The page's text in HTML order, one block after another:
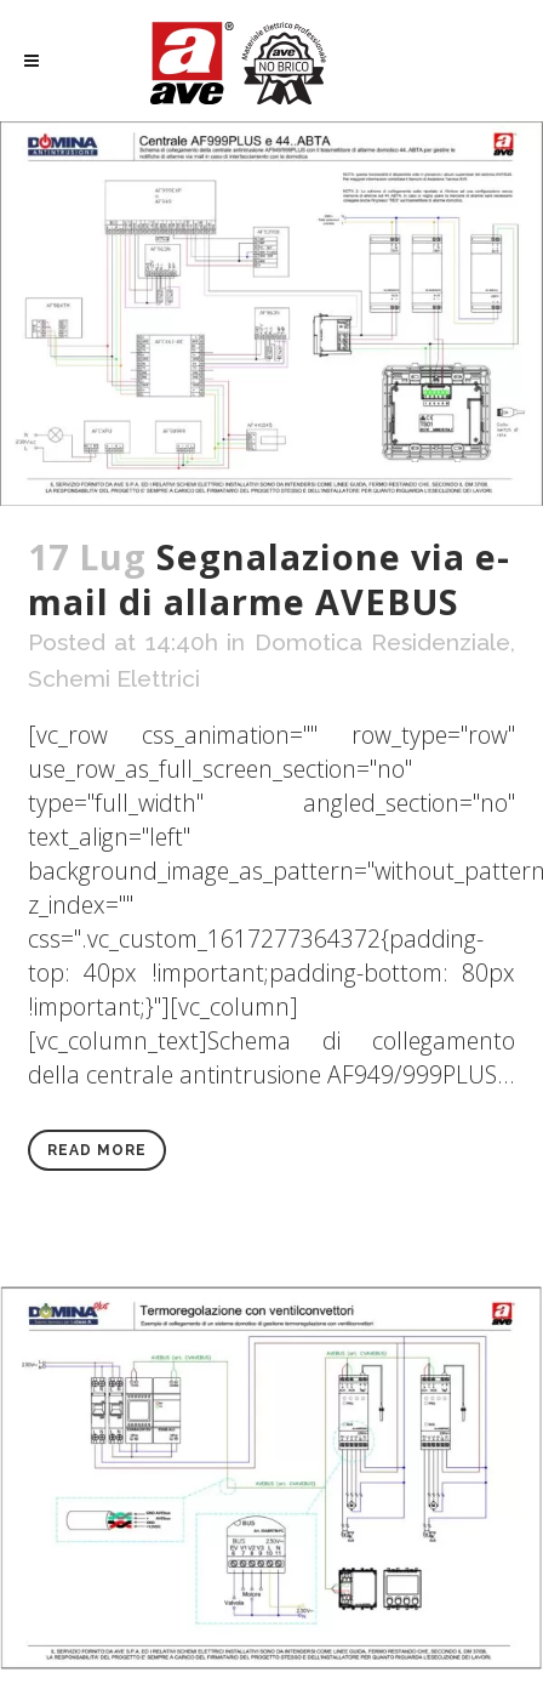
17 Lug Segnalazione via e-
mail di allarme AVEBUS
Posted at 14:40h in Domotica Residenziale,
Schemi Elettrici
[vc_row css_animation="" row_type="row"
use_row_as_full_screen_section="no"
type="full_width" angled_section="no"
text_align="left"
z_index=""
css=".vc_custom_1617277364372{padding-
top: 40px !important;padding-bottom: 80px
!important;}"][vc_column]
[vc_column_text]Schema di collegamento
della centrale antintrusione AF949/999PLUS...
READ MORE